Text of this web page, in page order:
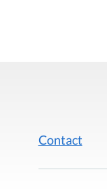
Contact